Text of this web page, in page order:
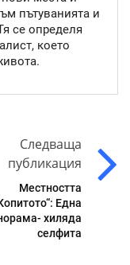
пътуванията и
се определя
което
Следваща
публикация
Местността
Една
хиляда
селфита